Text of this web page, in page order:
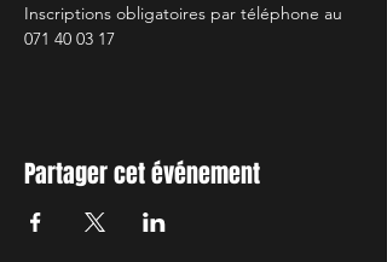
Inscriptions obligatoires par téléphone au
071 40 03 17
Partager cet événement